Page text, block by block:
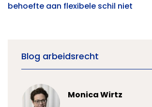
behoefte aan flexibele schil niet
Blog arbeidsrecht
Monica Wirtz